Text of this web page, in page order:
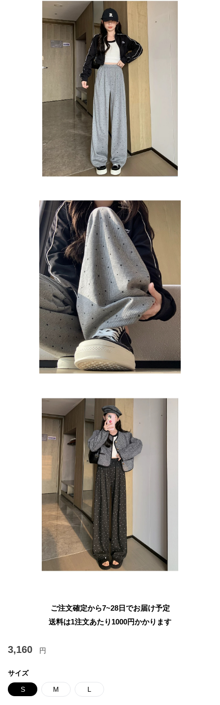
ご注文確定から7~28日でお届け予定
送料は1注文あたり 1000円かかります
3,160 円
サイズ
S M L